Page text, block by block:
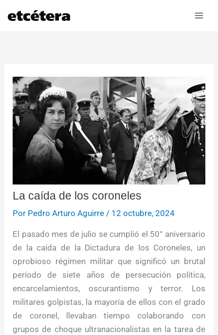
La caída de los coroneles
Por Pedro Arturo Aguirre / 12 octubre, 2024
El pasado mes de julio se cumplió el 50° aniversario
de la caída de la Dictadura de los Coroneles, un
oprobioso régimen militar que significó un brutal
período de siete años de persecución política,
encarcelamientos, oscurantismo y terror. Los
militares golpistas, la mayoría de ellos con el grado
de coronel, llevaban tiempo colaborando con
grupos de choque ultranacionalistas en la tarea de